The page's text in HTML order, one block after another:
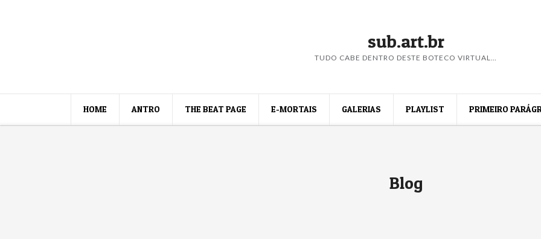
sub.art.br
TUDO CABE DENTRO DESTE BOTECO VIRTUAL…
HOME ANTRO THE BEAT PAGE E-MORTAIS GALERIAS PLAYLIST PRIMEIRO
Blog